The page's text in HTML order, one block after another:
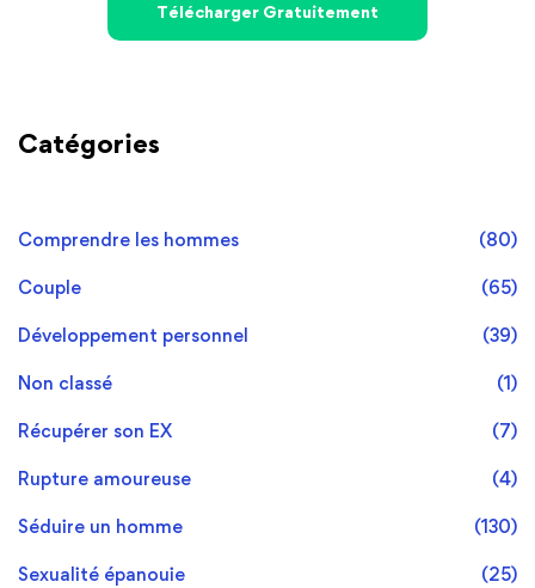
Télécharger Gratuitement
Catégories
Comprendre les hommes (80)
Couple (65)
Développement personnel (39)
Non classé (1)
Récupérer son EX (7)
Rupture amoureuse (4)
Séduire un homme (130)
Sexualité épanouie (25)